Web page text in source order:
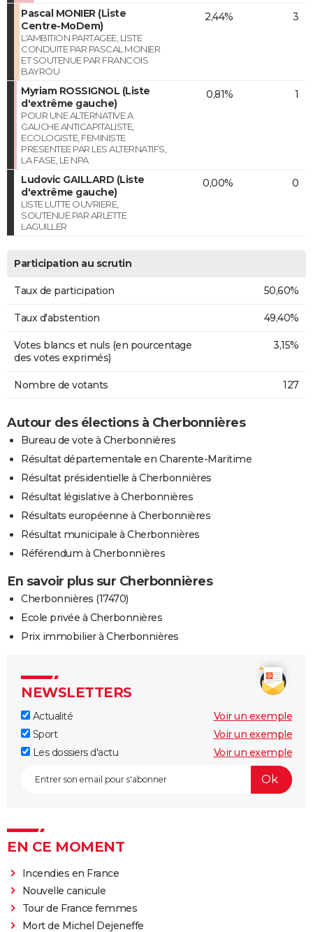
Pascal MONIER (Liste
Centre-MoDem)
L'AMBITION PARTAGEE, LISTE
CONDUITE PAR PASCAL MONIER
ET SOUTENUE PAR FRANCOIS
BAYROU
2,44% 3
Myriam ROSSIGNOL (Liste
d'extrême gauche)
POUR UNE ALTERNATIVE A
GAUCHE ANTICAPITALISTE,
ECOLOGISTE, FEMINISTE
PRESENTEE PAR LES ALTERNATIFS,
LA FASE, LE NPA
0,81% 1
Ludovic GAILLARD (Liste
d'extrême gauche)
LISTE LUTTE OUVRIERE,
SOUTENUE PAR ARLETTE
LAGUILLER
0,00% 0
Participation au scrutin
Taux de participation 50,60%
Taux d'abstention 49,40%
Votes blancs et nuls (en pourcentage
des votes exprimés)
3,15%
Nombre de votants 127
Autour des élections à Cherbonnières
Bureau de vote à Cherbonnières
Résultat départementale en Charente-Maritime
Résultat présidentielle à Cherbonnières
Résultat législative à Cherbonnières
Résultats européenne à Cherbonnières
Résultat municipale à Cherbonnières
Référendum à Cherbonnières
En savoir plus sur Cherbonnières
Cherbonnières (17470)
Ecole privée à Cherbonnières
Prix immobilier à Cherbonnières
NEWSLETTERS
Actualité
Voir un exemple
Sport
Voir un exemple
Les dossiers d'actu
Voir un exemple
EN CE MOMENT
Incendies en France
Nouvelle canicule
Tour de France femmes
Mort de Michel Dejeneffe